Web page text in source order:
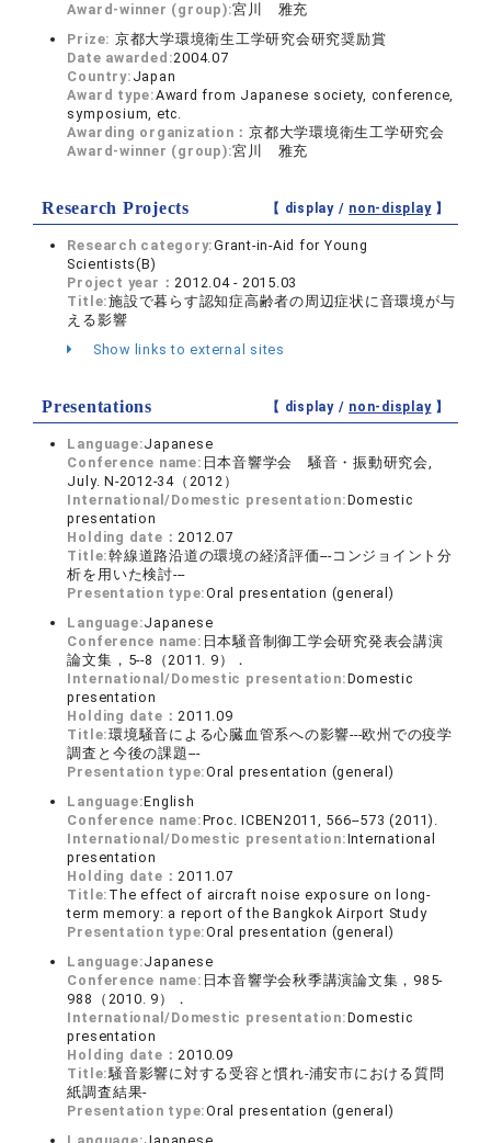
Award-winner (group):宮川 雅充
Prize: 京都大学環境衛生工学研究会研究奨励賞
Date awarded:2004.07
Country: Japan
Award type:Award from Japanese society, conference,
symposium, etc.
Awarding organization：京都大学環境衛生工学研究会
Award-winner (group):宮川 雅充
Research Projects 【 display / non-display】
Research category:Grant-in-Aid for Young
Scientists(B)
Project year：2012.04 - 2015.03
Title:施設で暮らす認知症高齢者の周辺症状に音環境が与
える影響
Show links to external sites
Presentations 【 display / non-display】
Language:Japanese
Conference name: 日本音響学会 騒音・振動研究会,
July. N-2012-34（2012）
International/Domestic presentation:Domestic
presentation
Holding date：2012.07
Title:幹線道路沿道の環境の経済評価---コンジョイント分
析を用いた検討---
Presentation type:Oral presentation (general)
Language:Japanese
Conference name: 日本騒音制御工学会研究発表会講演
論文集，5--8（2011. 9）．
International/Domestic presentation:Domestic
presentation
Holding date：2011.09
Title:環境騒音による心臓血管系への影響---欧州での疫学
調査と今後の課題---
Presentation type:Oral presentation (general)
Language:English
Conference name:Proc. ICBEN2011, 566--573 (2011).
International/Domestic presentation:International
presentation
Holding date：2011.07
Title: The effect of aircraft noise exposure on long-
term memory: a report of the Bangkok Airport Study
Presentation type:Oral presentation (general)
Language:Japanese
Conference name: 日本音響学会秋季講演論文集，985-
988（2010. 9）．
International/Domestic presentation:Domestic
presentation
Holding date：2010.09
Title:騒音影響に対する受容と慣れ-浦安市における質問
紙調査結果-
Presentation type:Oral presentation (general)